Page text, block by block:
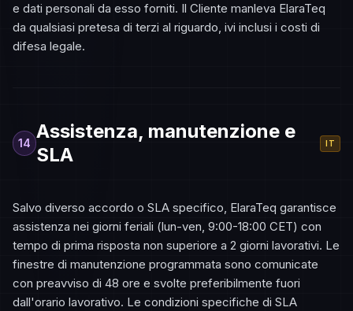
e dati personali da esso forniti. Il Cliente manleva ElaraTeq
da qualsiasi pretesa di terzi al riguardo, ivi inclusi i costi di
difesa legale.
14
Assistenza, manutenzione e
SLA
IT
Salvo diverso accordo o SLA specifico, ElaraTeq garantisce
assistenza nei giorni feriali (lun-ven, 9:00-18:00 CET) con
tempo di prima risposta non superiore a 2 giorni lavorativi. Le
finestre di manutenzione programmata sono comunicate
con preavviso di 48 ore e svolte preferibilmente fuori
dall'orario lavorativo. Le condizioni specifiche di SLA